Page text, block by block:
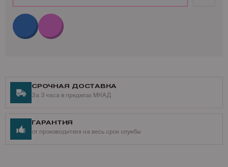
СРОЧНАЯ ДОСТАВКА
За 3 часа в пределах МКАД
ГАРАНТИЯ
от производителя на весь срок службы